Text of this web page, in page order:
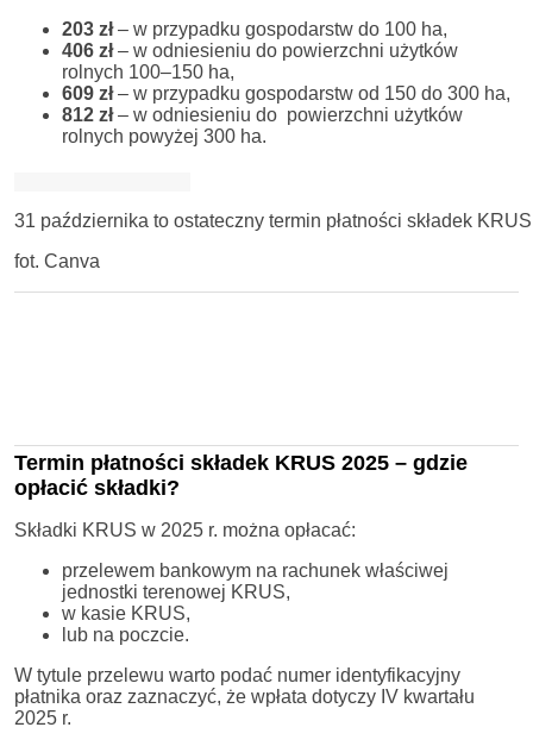
203 zł– w przypadku gospodarstw do 100 ha,
406 zł– w odniesieniu do powierzchni użytków
rolnych 100–150 ha,
609 zł– w przypadku gospodarstw od 150 do 300 ha,
812 zł– w odniesieniu do powierzchni użytków
rolnych powyżej 300 ha.
31 października to ostateczny termin płatności składek
fot. Canva
Termin płatności składek KRUS 2025 – gdzie
opłacić składki?
Składki KRUS w 2025 r. można opłacać:
przelewem bankowym na rachunek właściwej
jednostki terenowej KRUS,
w kasie KRUS,
lub na poczcie.
W tytule przelewu warto podać numer identyfikacyjny
płatnika oraz zaznaczyć, że wpłata dotyczy IV kwartału
2025 r.